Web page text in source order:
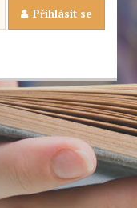
Přihlásit se